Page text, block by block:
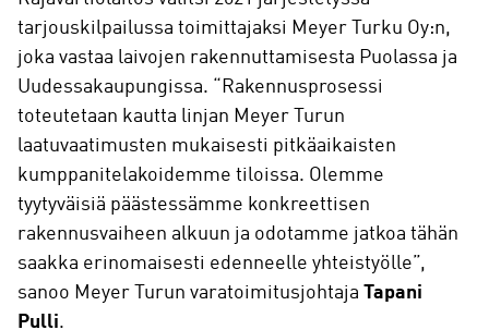
tarjouskilpailussa toimittajaksi Meyer Turku Oy:n,
joka vastaa laivojen rakennuttamisesta Puolassa ja
Uudessakaupungissa. “Rakennusprosessi
toteutetaan kautta linjan Meyer Turun
laatuvaatimusten mukaisesti pitkäaikaisten
kumppanitelakoidemme tiloissa. Olemme
tyytyväisiä päästessämme konkreettisen
rakennusvaiheen alkuun ja odotamme jatkoa tähän
saakka erinomaisesti edenneelle yhteistyölle”,
sanoo Meyer Turun varatoimitusjohtaja Tapani
Pulli.